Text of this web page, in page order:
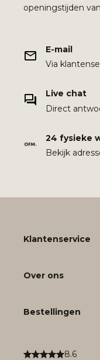
openingstijden
E-mail
Via
Live chat
Direct
24 fysieke
Bekijk
8.6
Klantenservice
Over ons
Bestellingen